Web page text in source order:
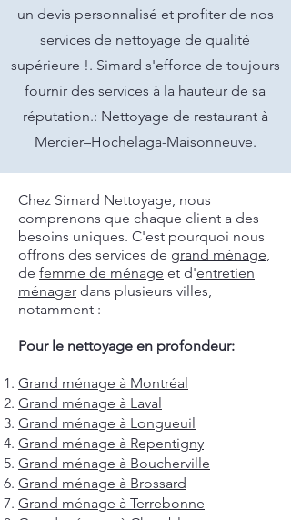
un devis personnalisé et profiter de nos
services de nettoyage de qualité
supérieure !. Simard s'efforce de toujours
fournir des services à la hauteur de sa
réputation.: Nettoyage de restaurant à
Mercier–Hochelaga-Maisonneuve.
Chez Simard Nettoyage, nous
comprenons que chaque client a des
besoins uniques. C'est pourquoi nous
offrons des services de grand ménage,
de femme de ménage et d'entretien
ménager dans plusieurs villes,
notamment :
Pour le nettoyage en profondeur:
Grand ménage à Montréal
Grand ménage à Laval
Grand ménage à Longueuil
Grand ménage à Repentigny
Grand ménage à Boucherville
Grand ménage à Brossard
Grand ménage à Terrebonne